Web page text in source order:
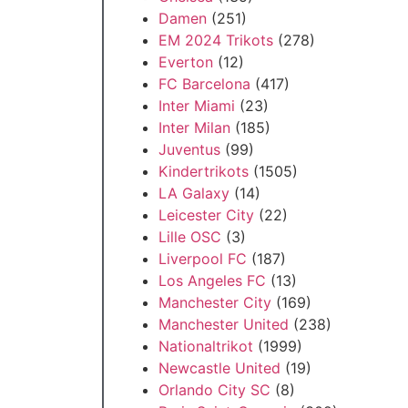
Damen (251)
EM 2024 Trikots (278)
Everton (12)
FC Barcelona (417)
Inter Miami (23)
Inter Milan (185)
Juventus (99)
Kindertrikots (1505)
LA Galaxy (14)
Leicester City (22)
Lille OSC (3)
Liverpool FC (187)
Los Angeles FC (13)
Manchester City (169)
Manchester United (238)
Nationaltrikot (1999)
Newcastle United (19)
Orlando City SC (8)